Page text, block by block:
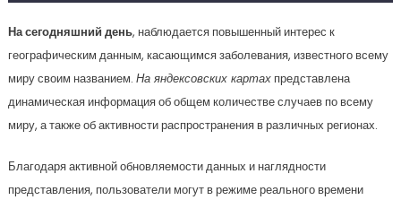
На сегодняшний день, наблюдается повышенный интерес к
географическим данным, касающимся заболевания, известного всему
миру своим названием. На яндексовских картахпредставлена
динамическая информация об общем количестве случаев по всему
миру, а также об активности распространения в различных регионах.
Благодаря активной обновляемости данных и наглядности
представления, пользователи могут в режиме реального времени